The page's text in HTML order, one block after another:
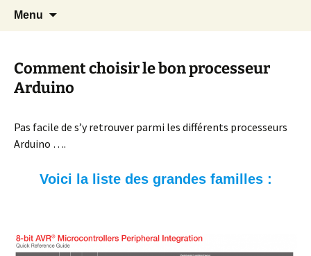
Christian Pc
Cours Dépannages informatique
Interventions rapides création de sites
Menu
Comment choisir le bon processeur
Arduino
Pas facile de s’y retrouver parmi les différents processeurs
Arduino ….
Voici la liste des grandes familles :